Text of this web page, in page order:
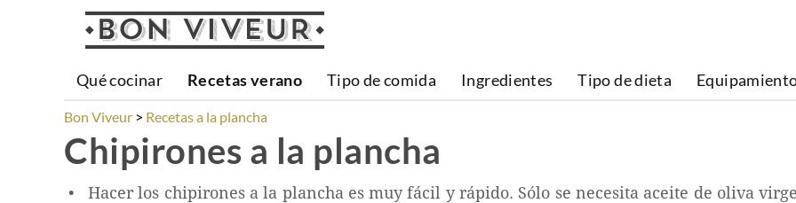
Qué cocinar Recetas verano Tipo de comida Ingredientes Tipo de dieta
Bon Viveur Recetas a la plancha
Chipirones a la plancha
Hacer los chipirones a la plancha es muy fácil y rápido. Sólo se necesita aceite de oliva